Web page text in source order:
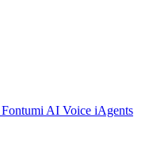
Fontumi AI Voice iAgents